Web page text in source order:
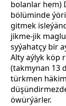
bolanlar hem)
bölüminde
gitmek
jikme-jik
syýahatçy bir
Alty aýlyk köp
(takmynan 13
türkmen
öwürýärler.